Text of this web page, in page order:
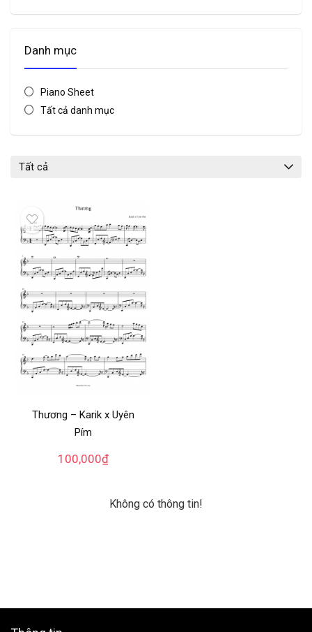
Danh mục
Piano Sheet
Tất cả danh mục
Tất cả
Thương – Karik x Uyên
Pím
100,000₫
Không có thông tin!